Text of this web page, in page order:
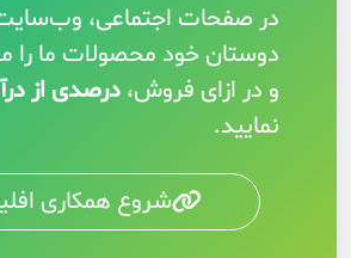
در صفحات اجتماعی،
دوستان خود محصولات ما را
و در ازای فروش، درصدی از
نمایید.
شروع همکاری